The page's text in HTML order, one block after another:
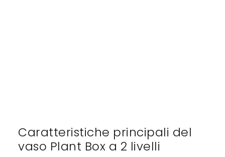
Caratteristiche principali del
vaso Plant Box a 2 livelli